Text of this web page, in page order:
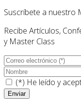
Suscríbete a nuestro
Recibe Artículos,
y Master Class
(*) He leído y